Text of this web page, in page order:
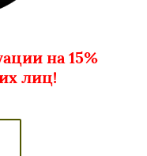
на 15%
лиц!